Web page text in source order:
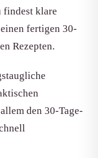
findest klare
fertigen 30-
Rezepten.
den 30-Tage-